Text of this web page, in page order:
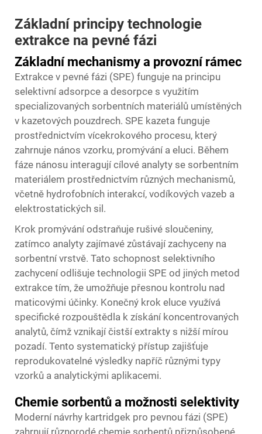
Základní principy technologie
extrakce na pevné fázi
Základní mechanismy a provozní rámec
Extrakce v pevné fázi (SPE) funguje na principu
selektivní adsorpce a desorpce s využitím
specializovaných sorbentních materiálů umístěných
v kazetových pouzdrech. SPE kazeta funguje
prostřednictvím vícekrokového procesu, který
zahrnuje nános vzorku, promývání a eluci. Během
fáze nánosu interagují cílové analyty se sorbentním
materiálem prostřednictvím různých mechanismů,
včetně hydrofobních interakcí, vodíkových vazeb a
elektrostatických sil.
Krok promývání odstraňuje rušivé sloučeniny,
zatímco analyty zajímavé zůstávají zachyceny na
sorbentní vrstvě. Tato schopnost selektivního
zachycení odlišuje technologii SPE od jiných metod
extrakce tím, že umožňuje přesnou kontrolu nad
maticovými účinky. Konečný krok eluce využívá
specifické rozpouštědla k získání koncentrovaných
analytů, čímž vznikají čistší extrakty s nižší mírou
pozadí. Tento systematický přístup zajišťuje
reprodukovatelné výsledky napříč různými typy
vzorků a analytickými aplikacemi.
Chemie sorbentů a možnosti selektivity
Moderní návrhy kartridgek pro pevnou fázi (SPE)
zahrnují různorodé chemie sorbentů přizpůsobené